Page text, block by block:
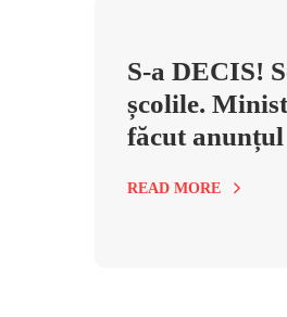
S-a DECIS!
școlile.
făcut anunțul
READ MORE